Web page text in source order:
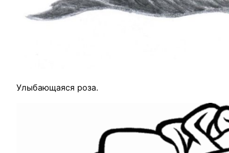
Улыбающаяся роза.